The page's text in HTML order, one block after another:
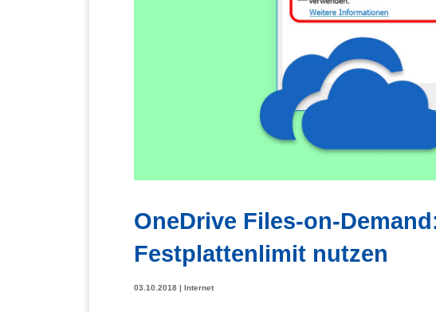
OneDrive Files-on-
Festplattenlimit nutzen
03.10.2018 | Internet